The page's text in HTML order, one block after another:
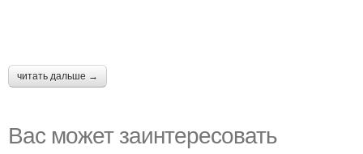
читать дальше →
Вас может заинтересовать